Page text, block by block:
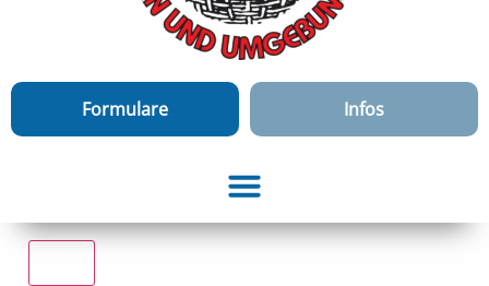
Formulare Infos